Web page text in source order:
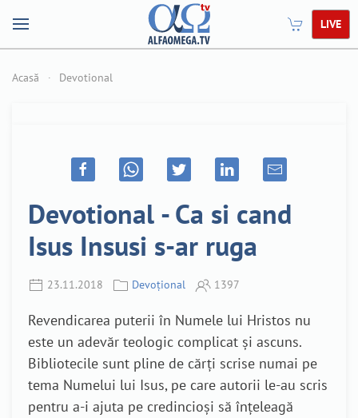
LIVE
Acasă Devotional
Devotional - Ca si cand
Isus Insusi s-ar ruga
23.11.2018 Devoțional 1397
Revendicarea puterii în Numele lui Hristos nu
este un adevăr teologic complicat și ascuns.
Bibliotecile sunt pline de cărți scrise numai pe
tema Numelui lui Isus, pe care autorii le-au scris
pentru a-i ajuta pe credincioși să înțeleagă